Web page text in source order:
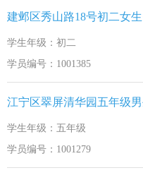
学生年级：初二
学员编号：1001385
学生年级：五年级
学员编号：1001279